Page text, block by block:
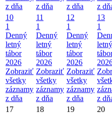
z dňa
z dňa
z dňa
z
10
1
Denný
letný
tábor
2026
Zobraziť
všetky
záznamy
z dňa
11
1
Denný
letný
tábor
2026
Zobraziť
všetky
záznamy
z dňa
12
1
Denný
letný
tábor
2026
Zobraziť
všetky
záznamy
z dňa
13
1
letný
z
17 18 19 20